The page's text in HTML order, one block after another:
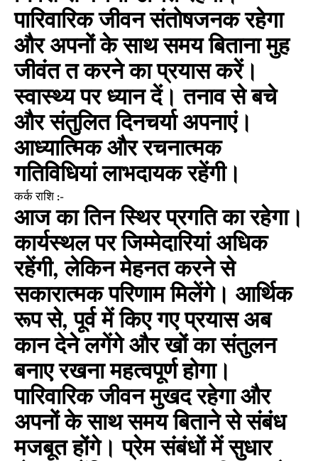
पारिवारिक जीवन संतोषजनक रहेगा
और अपनों के साथ समय बिताना मुह
जीवंत त करने का प्रयास करें।
स्वास्थ्य पर ध्यान दें। तनाव से बचे
और संतुलित दिनचर्या अपनाएं।
आध्यात्मिक और रचनात्मक
गतिविधियां लाभदायक रहेंगी।
कर्क राशि :-
आज का तिन स्थिर प्रगति का रहेगा।
कार्यस्थल पर जिम्मेदारियां अधिक
रहेंगी, लेकिन मेहनत करने से
सकारात्मक परिणाम मिलेंगे। आर्थिक
रूप से, पूर्व में किए गए प्रयास अब
कान देने लगेंगे और खों का संतुलन
बनाए रखना महत्वपूर्ण होगा।
पारिवारिक जीवन मुखद रहेगा और
अपनों के साथ समय बिताने से संबंध
मजबूत होंगे। प्रेम संबंधों में सुधार